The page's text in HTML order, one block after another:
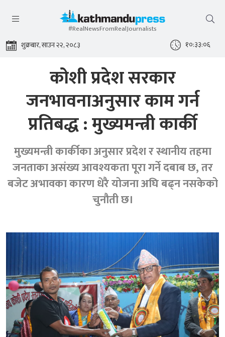
#RealNewsFromRealJournalists
शुक्रबार, साउन २२, २०८३ १०:३३:०७
कोशी प्रदेश सरकार
जनभावनाअनुसार काम गर्न
प्रतिबद्ध : मुख्यमन्त्री कार्की
मुख्यमन्त्री कार्कीका अनुसार प्रदेश र स्थानीय तहमा
जनताका असंख्य आवश्यकता पूरा गर्ने दबाब छ, तर
बजेट अभावका कारण धेरै योजना अघि बढ्न नसकेको
चुनौती छ।